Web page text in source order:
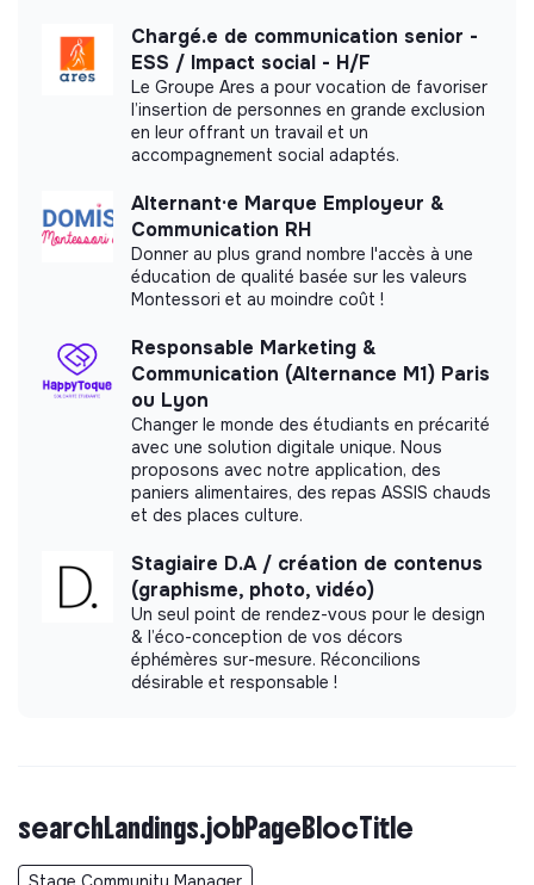
Documents
Did not yet add a transparency document.
Chargé.e de communication senior -
ESS / Impact social - H/F
Le Groupe Ares a pour vocation de favoriser
l’insertion de personnes en grande exclusion
en leur offrant un travail et un
accompagnement social adaptés.
Alternant·e Marque Employeur &
Communication RH
Donner au plus grand nombre l'accès à une
éducation de qualité basée sur les valeurs
Montessori et au moindre coût !
Responsable Marketing &
Communication (Alternance M1) Paris
ou Lyon
Changer le monde des étudiants en précarité
avec une solution digitale unique. Nous
proposons avec notre application, des
paniers alimentaires, des repas ASSIS chauds
et des places culture.
Stagiaire D.A / création de contenus
(graphisme, photo, vidéo)
Un seul point de rendez-vous pour le design
& l’éco-conception de vos décors
éphémères sur-mesure. Réconcilions
désirable et responsable !
searchLandings.jobPageBlocTitle